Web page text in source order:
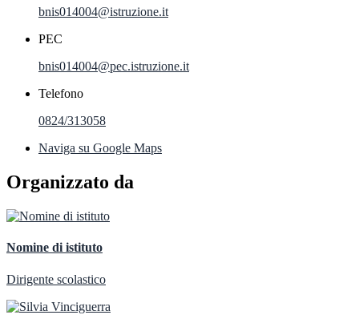
bnis014004@istruzione.it
PEC
bnis014004@pec.istruzione.it
Telefono
0824/313058
Naviga su Google Maps
Organizzato da
Nomine di istituto
Dirigente scolastico